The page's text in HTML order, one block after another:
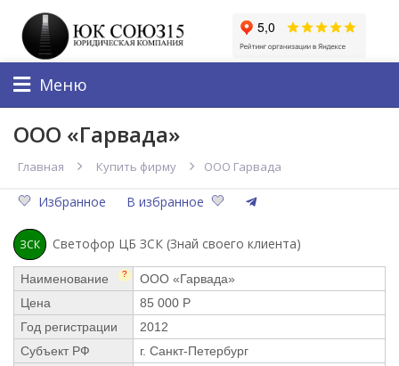
Меню
ООО «Гарвада»
Главная Купить фирму ООО Гарвада
Избранное В избранное
ЗСК Светофор ЦБ ЗСК (Знай своего клиента)
Наименование ?
ООО «Гарвада»
Цена
85 000 Р
Год регистрации
2012
Субъект РФ
г. Санкт-Петербург